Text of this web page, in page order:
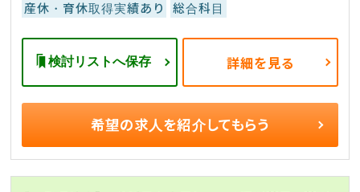
産休・育休取得実績あり
総合科目
検討リストへ保存 詳細を見る
希望の求人を紹介してもらう